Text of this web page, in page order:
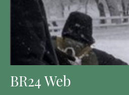
BR24 Web